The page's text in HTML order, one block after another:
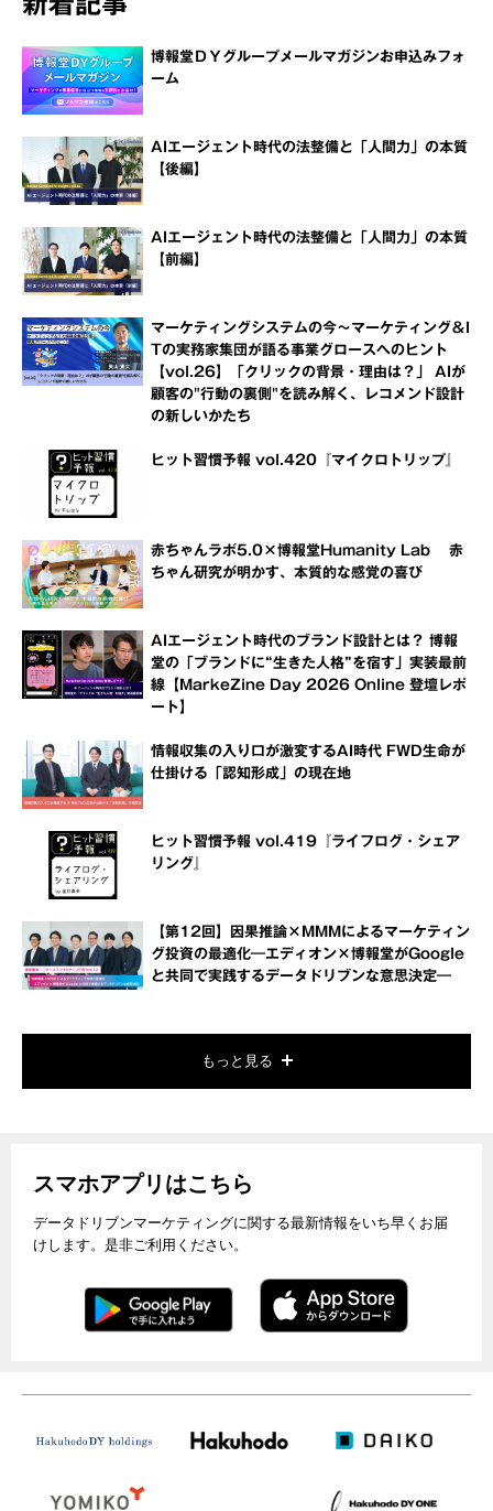
博報堂ＤＹグループメールマガジンお申込みフォ
ーム
AIエージェント時代の法整備と「人間力」の本質
【後編】
AIエージェント時代の法整備と「人間力」の本質
【前編】
マーケティングシステムの今～マーケティング＆I
Tの実務家集団が語る事業グロースへのヒント
【vol.26】「クリックの背景・理由は？」 AIが
顧客の"行動の裏側"を読み解く、レコメンド設計
の新しいかたち
ヒット習慣予報 vol.420『マイクロトリップ』
赤ちゃんラボ5.0×博報堂Humanity Lab 赤
ちゃん研究が明かす、本質的な感覚の喜び
AIエージェント時代のブランド設計とは？ 博報
堂の「ブランドに“生きた人格”を宿す」実装最前
線【MarkeZine Day 2026 Online 登壇レポ
ート】
情報収集の入り口が激変するAI時代 FWD生命が
仕掛ける「認知形成」の現在地
ヒット習慣予報 vol.419『ライフログ・シェア
リング』
【第12回】因果推論×MMMによるマーケティン
グ投資の最適化―エディオン×博報堂がGoogle
と共同で実践するデータドリブンな意思決定―
もっと見る
スマホアプリはこちら
データドリブンマーケティングに関する最新情報をいち早くお届
けします。是非ご利用ください。